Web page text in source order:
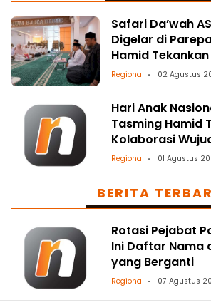
Safari Da’wah
Digelar di
Hamid
Spiritualitas
Regional 02 Agustus
Hari Anak
Tasming Hamid
Kolaborasi
Sehat dan
Regional 01 Agustus
BERITA
Rotasi Pejabat
Ini Daftar Nama
yang Berganti
Regional 07 Agustus